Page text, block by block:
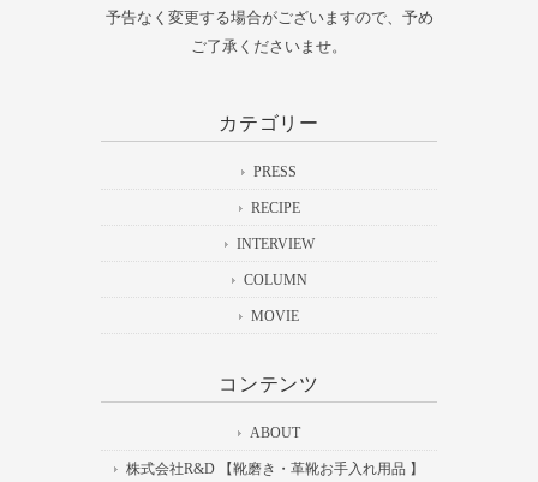
予告なく変更する場合がございますので、予め
ご了承くださいませ。
カテゴリー
PRESS
RECIPE
INTERVIEW
COLUMN
MOVIE
コンテンツ
ABOUT
株式会社R&D 【靴磨き・革靴お手入れ用品 】